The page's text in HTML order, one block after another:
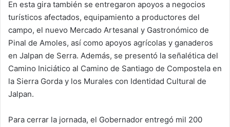
En esta gira también se entregaron apoyos a negocios
turísticos afectados, equipamiento a productores del
campo, el nuevo Mercado Artesanal y Gastronómico de
Pinal de Amoles, así como apoyos agrícolas y ganaderos
en Jalpan de Serra. Además, se presentó la señalética del
Camino Iniciático al Camino de Santiago de Compostela en
la Sierra Gorda y los Murales con Identidad Cultural de
Jalpan.
Para cerrar la jornada, el Gobernador entregó mil 200